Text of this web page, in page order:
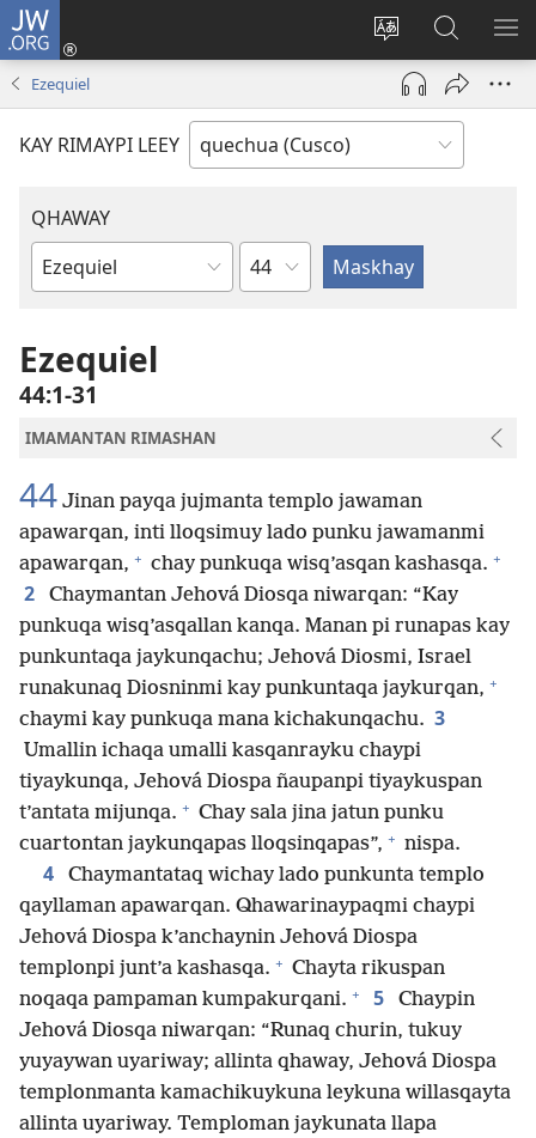
JW.ORG
Direccionpi
akllay
Sutiykiwan
jaykuy
(abre
nueva
JW.ORG
nisqapi
maskhay
Ezequiel
KAY RIMAYPI LEEY
QHAWAY
Libro
la
Biblia
Capítulo
Ezequiel
44:1-31
IMAMANTAN RIMASHAN
44 Jinan payqa jujmanta templo jawaman
apawarqan, inti lloqsimuy lado punku jawamanmi
apawarqan, + chay punkuqa wisq’asqan kashasqa. +
2
Chaymantan Jehová Diosqa niwarqan: “Kay
punkuqa wisq’asqallan kanqa. Manan pi runapas kay
punkuntaqa jaykunqachu; Jehová Diosmi, Israel
runakunaq Diosninmi kay punkuntaqa jaykurqan, +
chaymi kay punkuqa mana kichakunqachu. 3
Umallin ichaqa umalli kasqanrayku chaypi
tiyaykunqa, Jehová Diospa ñaupanpi tiyaykuspan
t’antata mijunqa. + Chay sala jina jatun punku
cuartontan jaykunqapas lloqsinqapas”, + nispa.
4
Chaymantataq wichay lado punkunta templo
qayllaman apawarqan. Qhawarinaypaqmi chaypi
Jehová Diospa k’anchaynin Jehová Diospa
templonpi junt’a kashasqa. + Chayta rikuspan
noqaqa pampaman kumpakurqani. + 5
Chaypin
Jehová Diosqa niwarqan: “Runaq churin, tukuy
yuyaywan uyariway; allinta qhaway, Jehová Diospa
templonmanta kamachikuykuna leykuna willasqayta
allinta uyariway. Temploman jaykunata llapa